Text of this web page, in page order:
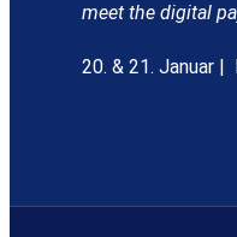
meet the digital
20. & 21. Januar |